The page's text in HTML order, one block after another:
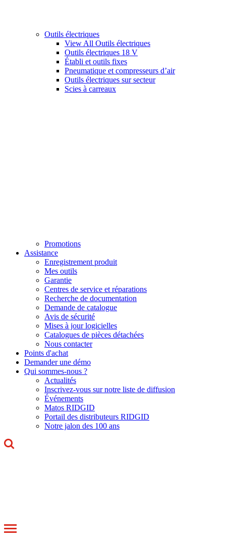
Outils électriques
View All Outils électriques
Outils électriques 18 V
Établi et outils fixes
Pneumatique et compresseurs d’air
Outils électriques sur secteur
Scies à carreaux
Promotions
Assistance
Enregistrement produit
Mes outils
Garantie
Centres de service et réparations
Recherche de documentation
Demande de catalogue
Avis de sécurité
Mises à jour logicielles
Catalogues de pièces détachées
Nous contacter
Points d'achat
Demander une démo
Qui sommes-nous ?
Actualités
Inscrivez-vous sur notre liste de diffusion
Événements
Matos RIDGID
Portail des distributeurs RIDGID
Notre jalon des 100 ans
Toggle